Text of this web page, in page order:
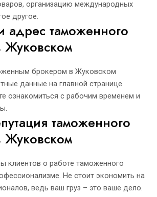
организацию международных
другое.
адрес таможенного
Жуковском
брокером в Жуковском
данные на главной странице
ознакомиться с рабочим временем и
таможенного
Жуковском
клиентов о работе таможенного
Не стоит экономить на
ведь ваш груз – это ваше дело.